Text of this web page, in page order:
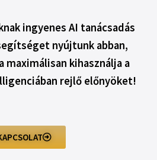
ingyenes AI tanácsadás
nyújtunk abban,
maximálisan kihasználja a
rejlő előnyöket!